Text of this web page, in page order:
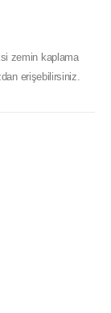
zemin kaplama
erişebilirsiniz.